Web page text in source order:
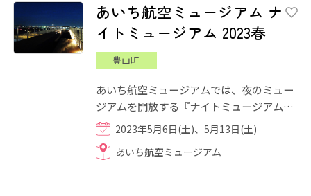
あいち航空ミュージアム ナ
イトミュージアム 2023春
豊山町
あいち航空ミュージアムでは、夜のミュー
ジアムを開放する『ナイトミュージアム
2023春』を開催いたします。 18:00～
20:30まで特別営業し、「夜の...
2023年5月6日(土)、5月13日(土)
あいち航空ミュージアム